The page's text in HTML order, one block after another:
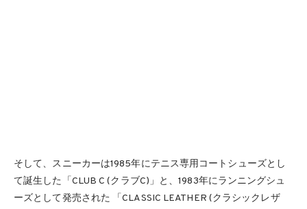
そして、スニーカーは1985年にテニス専用コートシューズとし
て誕生した「CLUB C (クラブC)」と、1983年にランニングシュ
ーズとして発売された 「CLASSIC LEATHER (クラシックレザ